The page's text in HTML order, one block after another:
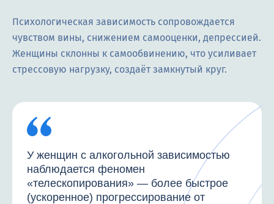
Психологическая зависимость сопровождается
чувством вины, снижением самооценки, депрессией.
Женщины склонны к самообвинению, что усиливает
стрессовую нагрузку, создаёт замкнутый круг.
У женщин с алкогольной зависимостью
наблюдается феномен
«телескопирования» — более быстрое
(ускоренное) прогрессирование от